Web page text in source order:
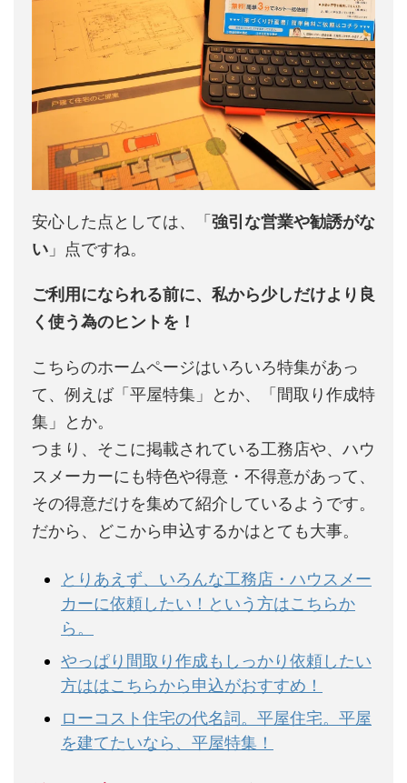
安心した点としては、「 強引な営業や勧誘がな
い 」点ですね。
ご利用になられる前に、私から少しだけより良
く使う為のヒントを！
こちらのホームページはいろいろ特集があっ
て、例えば「平屋特集」とか、「間取り作成特
集」とか。
つまり、そこに掲載されている工務店や、ハウ
スメーカーにも特色や得意・不得意があって、
その得意だけを集めて紹介しているようです。
だから、どこから申込するかはとても大事。
とりあえず、いろんな工務店・ハウスメー
カーに依頼したい！という方はこちらか
ら。
やっぱり間取り作成もしっかり依頼したい
方ははこちらから申込がおすすめ！
ローコスト住宅の代名詞。平屋住宅。平屋
を建てたいなら、平屋特集！